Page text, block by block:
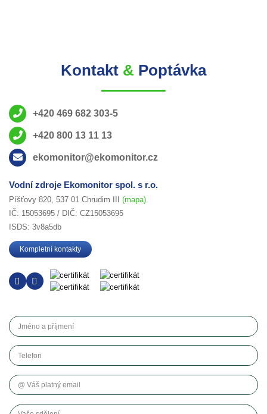
Kontakt & Poptávka
+420 469 682 303-5
+420 800 13 11 13
ekomonitor@ekomonitor.cz
Vodní zdroje Ekomonitor spol. s r.o.
Píšťovy 820, 537 01 Chrudim III (mapa)
IČ: 15053695 / DIČ: CZ15053695
ISDS: 3v8a5db
Kompletní kontakty
Jméno a příjmení
Telefon
Váš platný email
Vaše sdělení